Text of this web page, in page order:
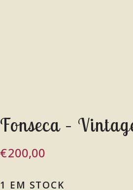
Fonseca –
€200,00
1 EM STOCK